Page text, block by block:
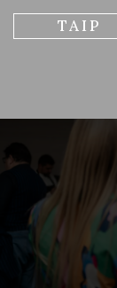
TAIP